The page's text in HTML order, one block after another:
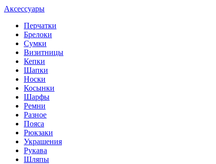
Аксессуары
Перчатки
Брелоки
Сумки
Визитницы
Кепки
Шапки
Носки
Косынки
Шарфы
Ремни
Разное
Пояса
Рюкзаки
Украшения
Рукава
Шляпы